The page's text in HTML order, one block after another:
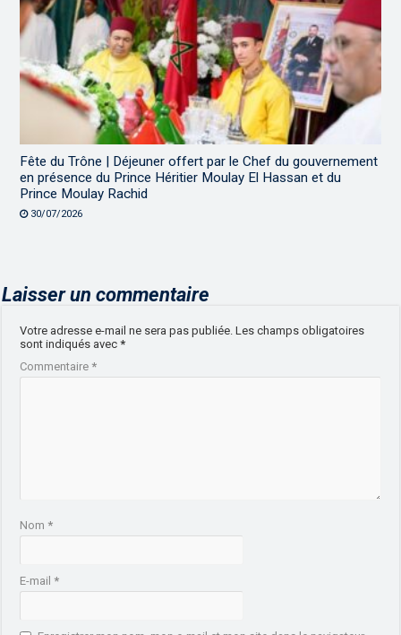
Fête du Trône | Déjeuner offert par le Chef du gouvernement
en présence du Prince Héritier Moulay El Hassan et du
Prince Moulay Rachid
30/07/2026
Laisser un commentaire
Votre adresse e-mail ne sera pas publiée. Les champs obligatoires
sont indiqués avec*
Commentaire*
Nom*
E-mail*